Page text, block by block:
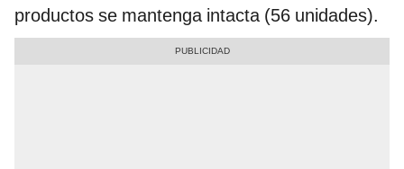
productos se mantenga intacta (56 unidades).